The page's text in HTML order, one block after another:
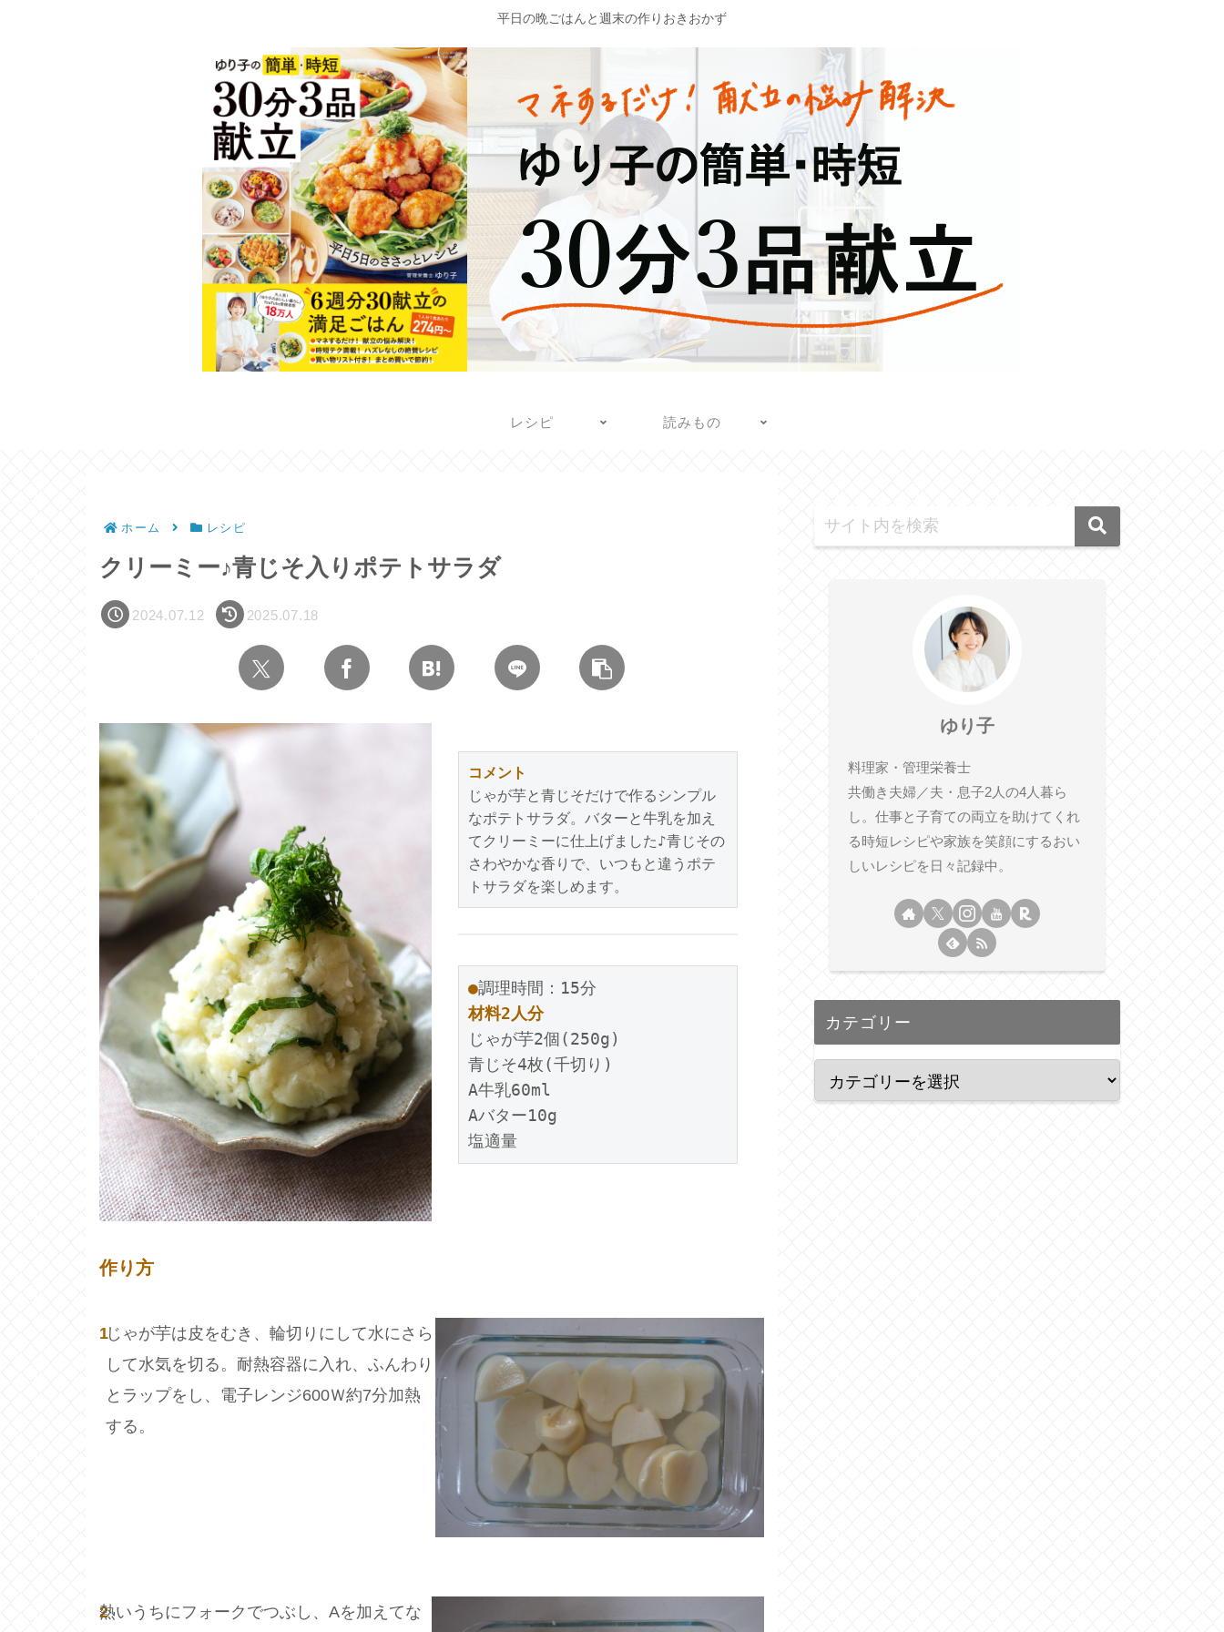
平日の晩ごはんと週末の作りおきおかず
レシピ 読みもの
ホーム レシピ
クリーミー♪青じそ入りポテトサラダ
2024.07.12 2025.07.18
コメント
じゃが芋と青じそだけで作るシンプル
なポテトサラダ。バターと牛乳を加え
てクリーミーに仕上げました♪青じその
さわやかな香りで、いつもと違うポテ
トサラダを楽しめます。
●調理時間：15分
材料2人分
じゃが芋2個(250g)
青じそ4枚(千切り)
A牛乳60ml
Aバター10g
塩適量
作り方
1じゃが芋は皮をむき、輪切りにして水にさら
して水気を切る。耐熱容器に入れ、ふんわり
とラップをし、電子レンジ600Ｗ約7分加熱
する。
2
熱いうちにフォークでつぶし、Aを加えてな
ゆり子
料理家・管理栄養士
共働き夫婦／夫・息子2人の4人暮ら
し。仕事と子育ての両立を助けてくれ
る時短レシピや家族を笑顔にするおい
しいレシピを日々記録中。
カテゴリー